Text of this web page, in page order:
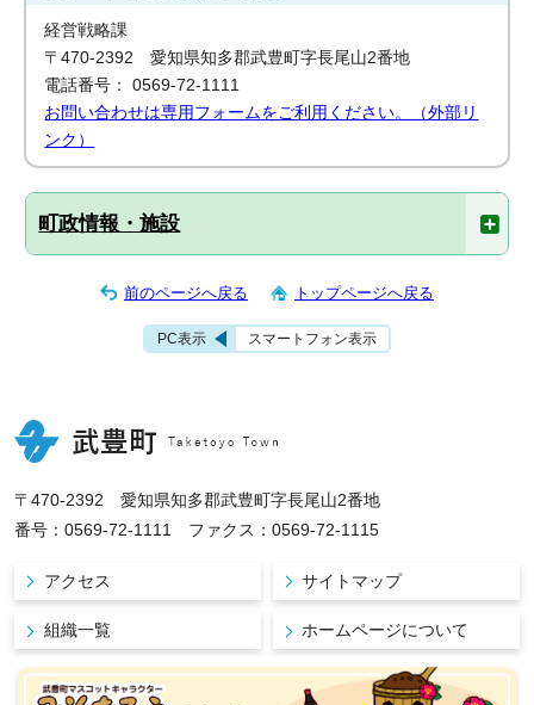
経営戦略課
〒470-2392 愛知県知多郡武豊町字長尾山2番地
電話番号： 0569-72-1111
お問い合わせは専用フォームをご利用ください。（外部リ
ンク）
町政情報・施設
前のページへ戻る トップページへ戻る
PC表示 スマートフォン表示
〒470-2392 愛知県知多郡武豊町字長尾山2番地
番号：0569-72-1111 ファクス：0569-72-1115
アクセス サイトマップ
組織一覧 ホームページについて